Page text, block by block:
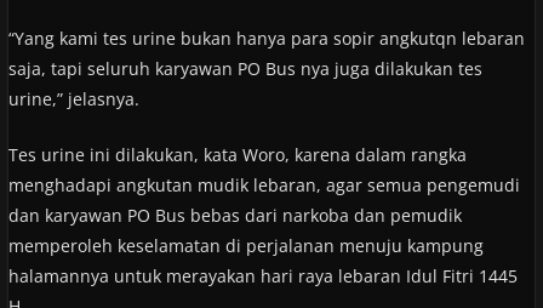
“Yang kami tes urine bukan hanya para sopir angkutqn lebaran
saja, tapi seluruh karyawan PO Bus nya juga dilakukan tes
urine,” jelasnya.
Tes urine ini dilakukan, kata Woro, karena dalam rangka
menghadapi angkutan mudik lebaran, agar semua pengemudi
dan karyawan PO Bus bebas dari narkoba dan pemudik
memperoleh keselamatan di perjalanan menuju kampung
halamannya untuk merayakan hari raya lebaran Idul Fitri 1445